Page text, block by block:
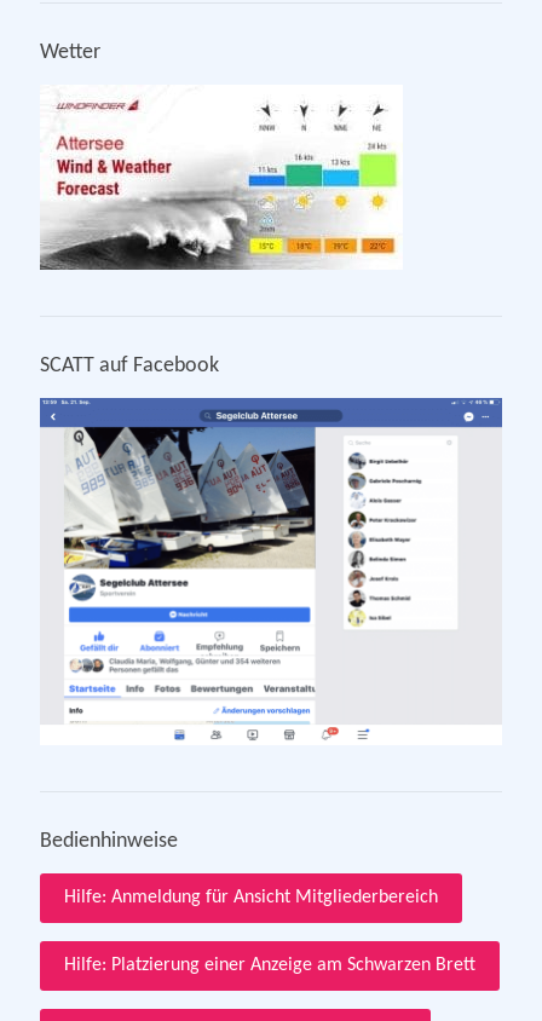
Wetter
SCATT auf Facebook
Bedienhinweise
Hilfe: Anmeldung für Ansicht Mitgliederbereich
Hilfe: Platzierung einer Anzeige am Schwarzen Brett